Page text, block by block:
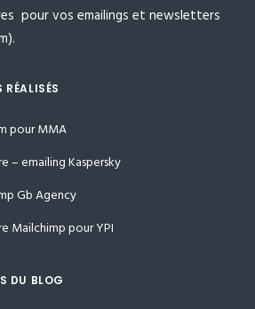
pour vos emailings et newsletters
RÉALISÉS
pour MMA
– emailing Kaspersky
Gb Agency
Mailchimp pour YPI
DU BLOG